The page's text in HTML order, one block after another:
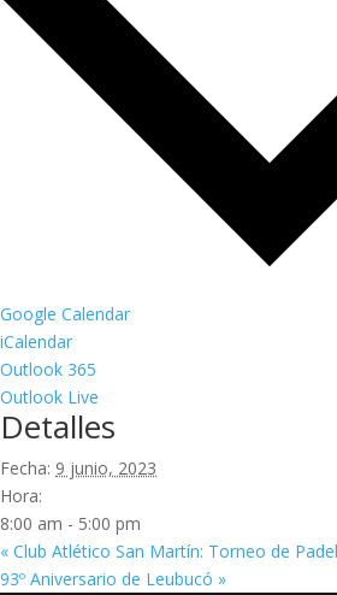
Google Calendar
iCalendar
Outlook 365
Outlook Live
Detalles
Fecha: 9 junio, 2023
Hora:
8:00 am - 5:00 pm
« Club Atlético San Martín: Torneo de
93º Aniversario de Leubucó »